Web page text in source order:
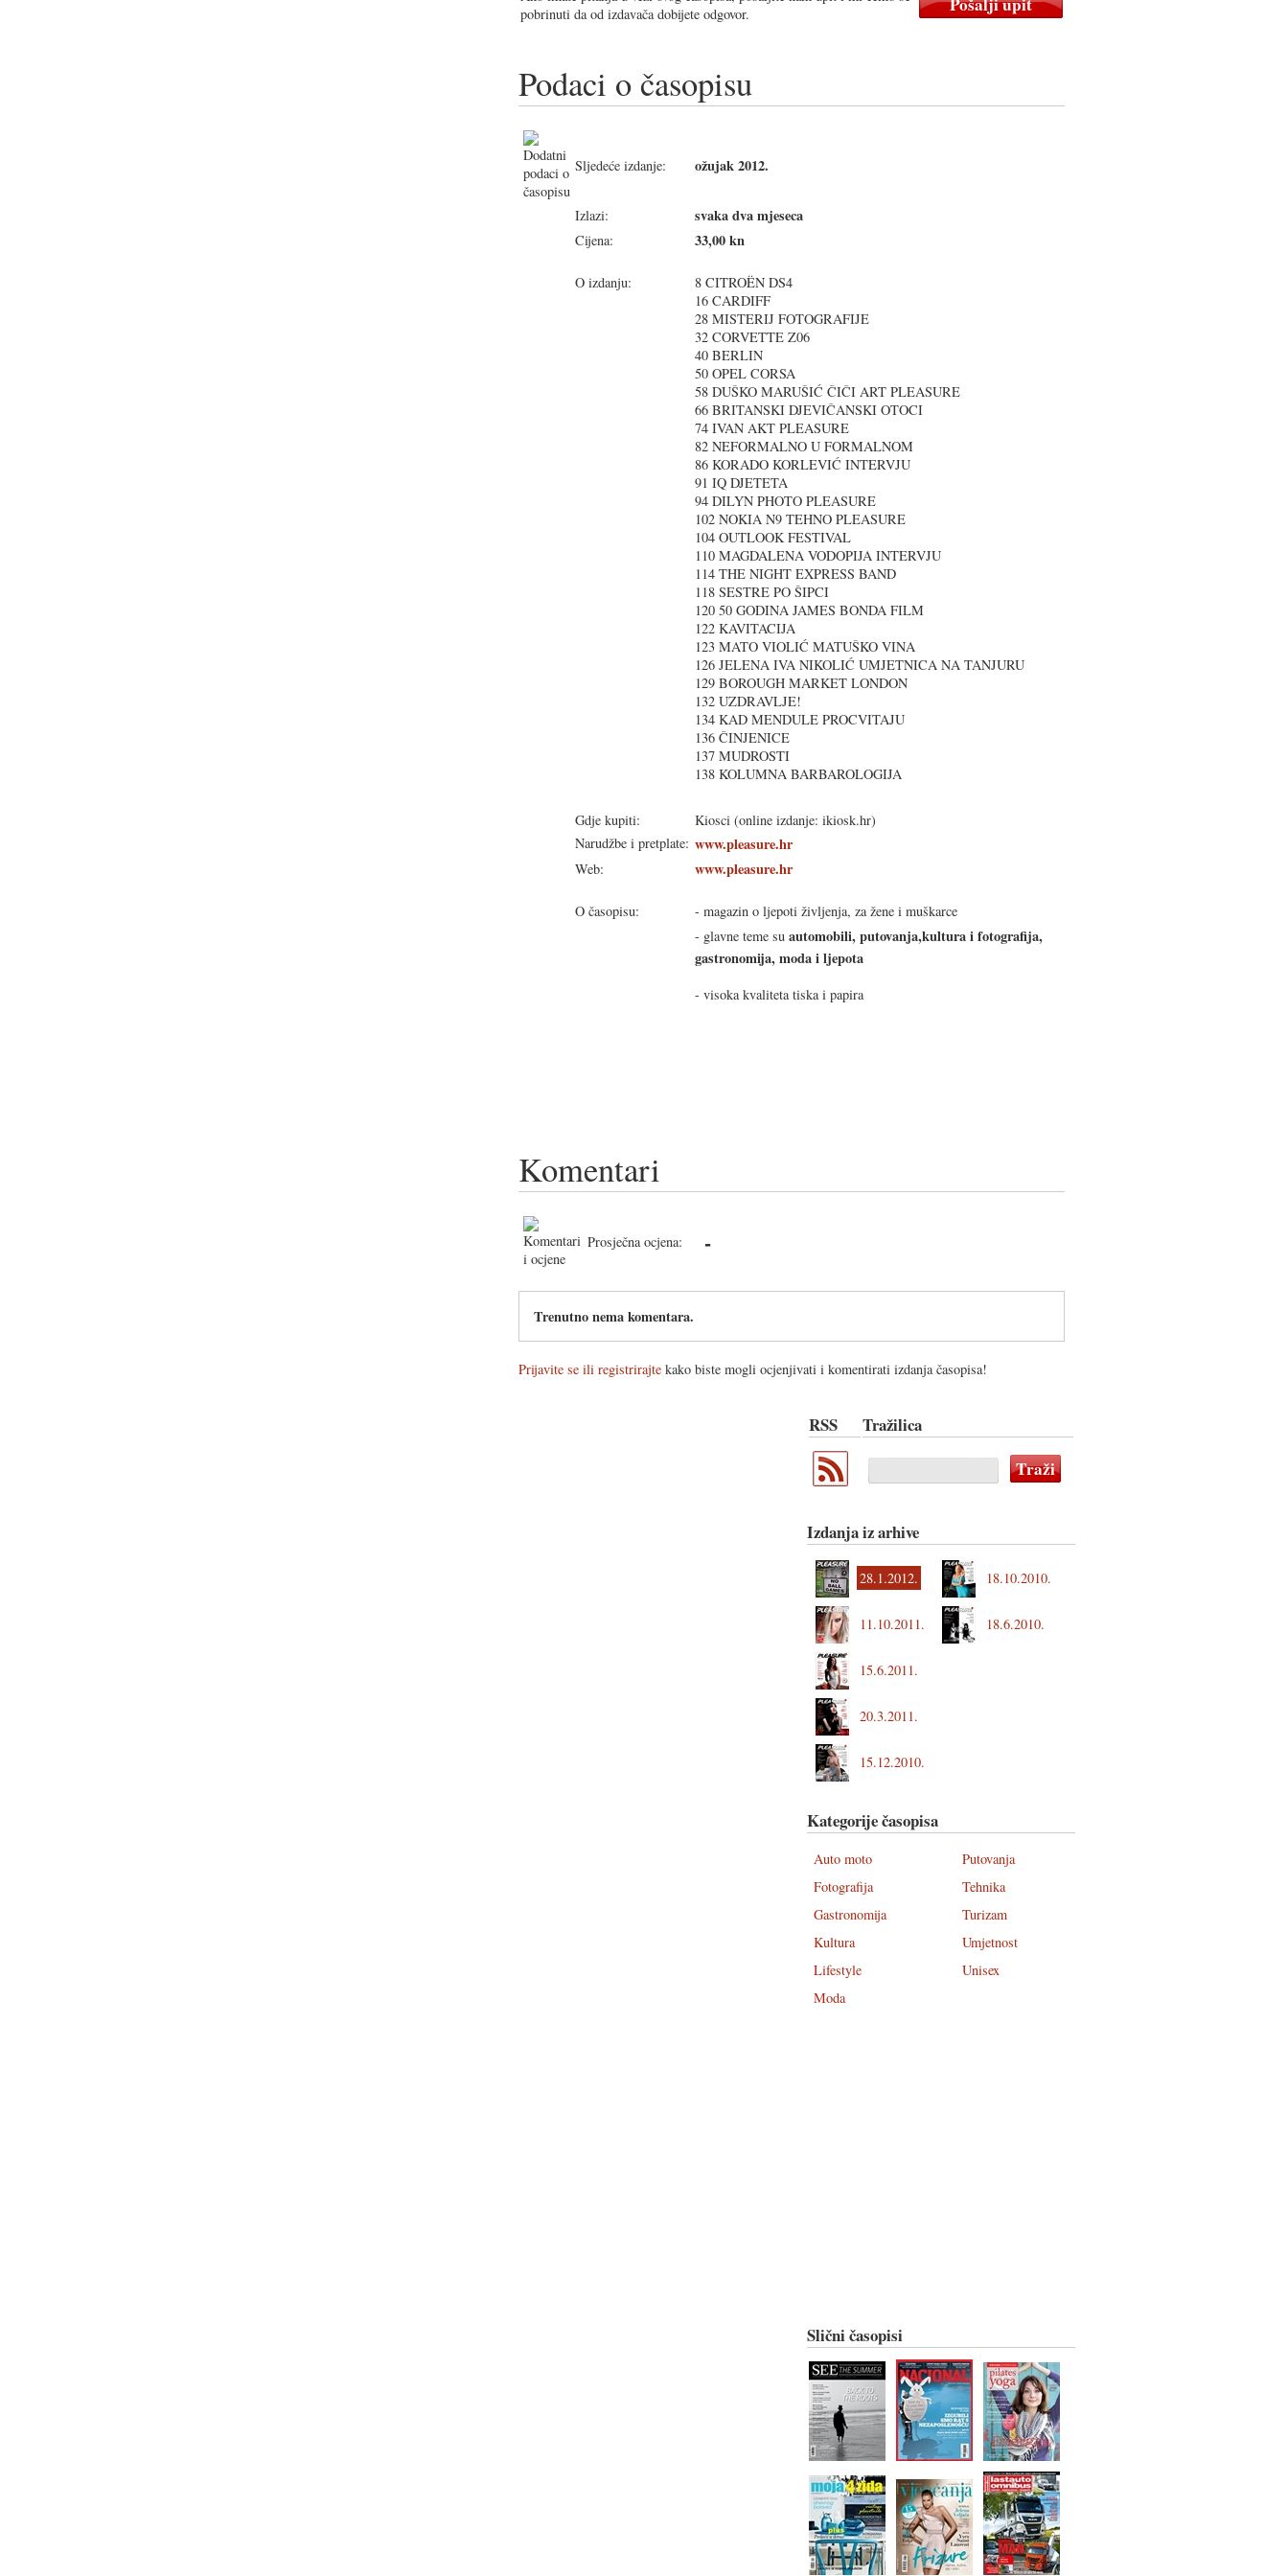
pobrinuti da od izdavača dobijete odgovor.
Podaci o časopisu
Sljedeće izdanje: ožujak 2012.
Izlazi: svaka dva mjeseca
Cijena: 33,00 kn
O izdanju:
8 CITROËN DS4
16 CARDIFF
28 MISTERIJ FOTOGRAFIJE
32 CORVETTE Z06
40 BERLIN
50 OPEL CORSA
58 DUŠKO MARUŠIĆ ČIČI ART PLEASURE
66 BRITANSKI DJEVIČANSKI OTOCI
74 IVAN AKT PLEASURE
82 NEFORMALNO U FORMALNOM
86 KORADO KORLEVIĆ INTERVJU
91 IQ DJETETA
94 DILYN PHOTO PLEASURE
102 NOKIA N9 TEHNO PLEASURE
104 OUTLOOK FESTIVAL
110 MAGDALENA VODOPIJA INTERVJU
114 THE NIGHT EXPRESS BAND
118 SESTRE PO ŠIPCI
120 50 GODINA JAMES BONDA FILM
122 KAVITACIJA
123 MATO VIOLIĆ MATUŠKO VINA
126 JELENA IVA NIKOLIĆ UMJETNICA NA TANJURU
129 BOROUGH MARKET LONDON
132 UZDRAVLJE!
134 KAD MENDULE PROCVITAJU
136 ČINJENICE
137 MUDROSTI
138 KOLUMNA BARBAROLOGIJA
Gdje kupiti:
Kiosci (online izdanje: ikiosk.hr)
Narudžbe i pretplate: www.pleasure.hr
Web: www.pleasure.hr
O časopisu:
- magazin o ljepoti življenja, za žene i muškarce
- glavne teme su automobili, putovanja,kultura i fotografija,
gastronomija, moda i ljepota
- visoka kvaliteta tiska i papira
Komentari
Prosječna ocjena: -
Trenutno nema komentara.
Prijavite se ili registrirajte kako biste mogli ocjenjivati i komentirati izdanja časopisa!
RSS Tražilica
Izdanja iz arhive
28.1.2012. 18.10.2010.
11.10.2011. 18.6.2010.
15.6.2011.
20.3.2011.
15.12.2010.
Kategorije časopisa
Auto moto
Fotografija
Gastronomija
Kultura
Lifestyle
Moda
Putovanja
Tehnika
Turizam
Umjetnost
Unisex
Slični časopisi